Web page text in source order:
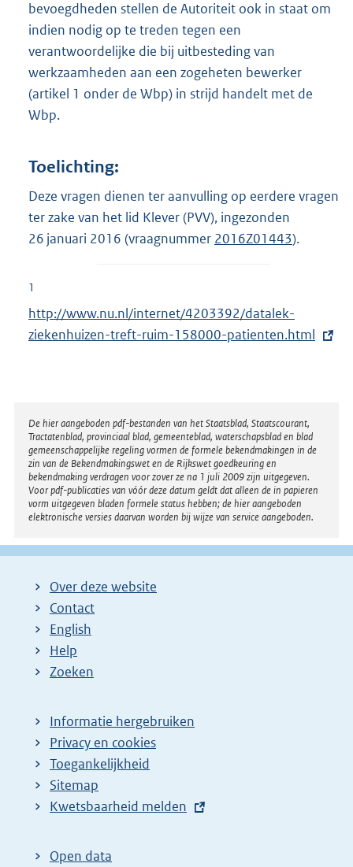
bevoegdheden stellen de Autoriteit ook in staat om
indien nodig op te treden tegen een
verantwoordelijke die bij uitbesteding van
werkzaamheden aan een zogeheten bewerker
(artikel 1 onder de Wbp) in strijd handelt met de
Wbp.
Toelichting:
Deze vragen dienen ter aanvulling op eerdere vragen
ter zake van het lid Klever (PVV), ingezonden
26 januari 2016 (vraagnummer 2016Z01443).
1
E
x
n
e
l
i
n
k
:
http://www.nu.nl/internet/4203392/datalek-
ziekenhuizen-treft-ruim-158000-patienten.html
Disclaimer
De hier aangeboden pdf-bestanden van het Staatsblad, Staatscourant,
Tractatenblad, provinciaal blad, gemeenteblad, waterschapsblad en blad
gemeenschappelijke regeling vormen de formele bekendmakingen in de
zin van de Bekendmakingswet en de Rijkswet goedkeuring en
bekendmaking verdragen voor zover ze na 1 juli 2009 zijn uitgegeven.
Voor pdf-publicaties van vóór deze datum geldt dat alleen de in papieren
vorm uitgegeven bladen formele status hebben; de hier aangeboden
elektronische versies daarvan worden bij wijze van service aangeboden.
Over deze website
Contact
English
Help
Zoeken
Informatie hergebruiken
Privacy en cookies
Toegankelijkheid
Sitemap
E
t
Kwetsbaarheid melden
Open data